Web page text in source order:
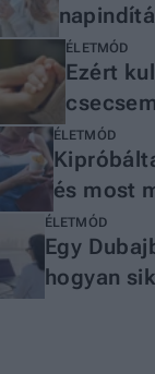
ÉLETMÓD
Ezért
szerint
ÉLETMÓD
és most
világ
ÉLETMÓD
Egy
hogyan
másoknak